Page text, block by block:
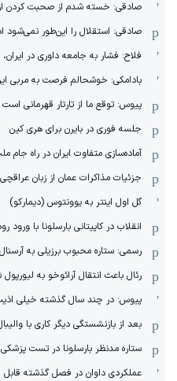
صادقی: خسته شدم از صحبت کردن
صادقی: استقلال را این‌طور نمی‌شود
فلاح: فشار به جامعه داوری در
بادامکی: خوشحالم فرصت به مربی
پیوس: توقع ما از تارتار قهرمانی است
جلسه فوری در بایرن برای هری کین
آماده‌سازی متفاوت ایران در راه جام
جزئیات مذاکرات عمان از زبان عراقچی
گل اول اینتر به یوونتوس (دیمارکو)
انقلاب در کاپیتانی بارسلونا با ورود
رسمی: ستاره محبوب برزیلی به
رئال باعث انتقال آرائوخو به
پیوس: در چند سال گذشته خیلی
بعد از بازنشستگی دیگر کاری با
ستاره مدنظر بارسلونا در تست
عملکردی داوان در فصل گذشته قابل